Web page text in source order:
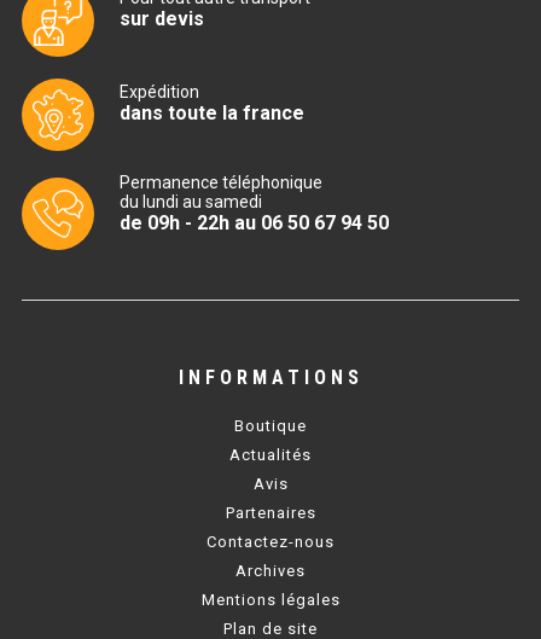
TABLE RÉFRIGÉRÉE
TABLE 600
TABLE 700 VITRÉE
TABLE CONGÉLATEUR
SOUBASSEMENT RÉFRIGÉRÉ
TABLE DE PRÉPARATION
sur devis
Expédition
dans toute la france
Permanence téléphonique
du lundi au samedi
de 09h - 22h au 06 50 67 94 50
INFORMATIONS
Boutique
Actualités
Avis
Partenaires
Contactez-nous
Archives
Mentions légales
Plan de site